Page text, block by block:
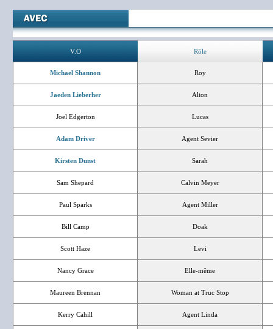
V.O Rôle
Michael Shannon Roy
Jaeden Lieberher Alton
Joel Edgerton Lucas
Adam Driver Agent Sevier
Kirsten Dunst Sarah
Sam Shepard Calvin Meyer
Paul Sparks Agent Miller
Bill Camp Doak
Scott Haze Levi
Nancy Grace Elle-même
Maureen Brennan Woman at Truc Stop
Kerry Cahill Agent Linda